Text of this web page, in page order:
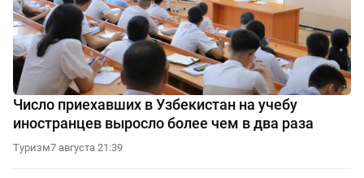
Число приехавших в Узбекистан на учебу
иностранцев выросло более чем в два раза
Туризм7 августа 21:39